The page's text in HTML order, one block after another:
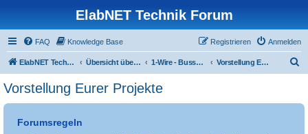
ElabNET Technik Forum
FAQ Knowledge Base Anmelden
Registrieren
ElabNET Technik Forum Übersicht über forum.timberwolf.io 1-Wire - Bussystem, Sensoren, Aktoren Vorstellung Eurer Projekte
Vorstellung Eurer Projekte
Forumsregeln